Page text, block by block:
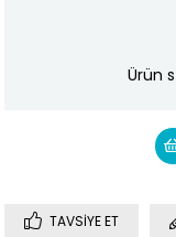
Ürün
TAVSIYE ET